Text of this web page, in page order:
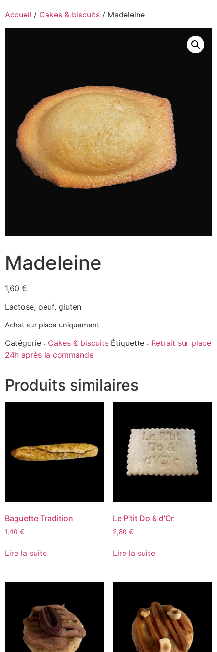
Accueil / Cakes & biscuits / Madeleine
Madeleine
1,60 €
Lactose, oeuf, gluten
Achat sur place uniquement
Catégorie : Cakes & biscuits Étiquette : Retrait sur place
24h après la commande
Produits similaires
Baguette Tradition
1,40 €
Lire la suite
Le P’tit Do & d’Or
2,80 €
Lire la suite